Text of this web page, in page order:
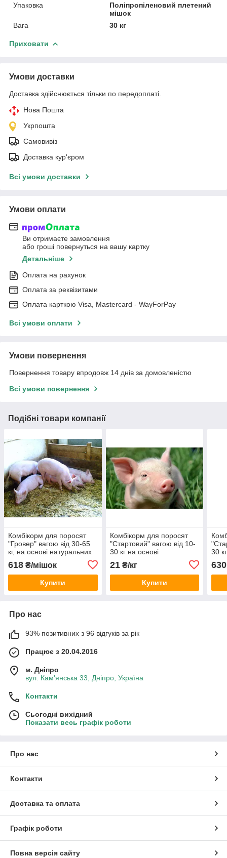
Упаковка
Поліпропіленовий плетений
мішок
Вага
30 кг
Приховати
Умови доставки
Доставка здійснюється тільки по передоплаті.
Нова Пошта
Укрпошта
Самовивіз
Доставка кур'єром
Всі умови доставки
Умови оплати
Ви отримаєте замовлення
або гроші повернуться на вашу картку
Детальніше
Оплата на рахунок
Оплата за реквізитами
Оплата карткою Visa, Mastercard - WayForPay
Всі умови оплати
Умови повернення
Повернення товару впродовж 14 днів за домовленістю
Всі умови повернення
Подібні товари компанії
Комбікорм для поросят
"Гровер" вагою від 30-65
кг, на основі натуральних
618 ₴/мішок
Купити
Комбікорм для поросят
"Стартовий" вагою від 10-
30 кг на основі
21₴/кг
Купити
30
630
Про нас
93% позитивних з 96 відгуків за рік
Працює з 20.04.2016
м. Дніпро
вул. Кам'янська 33, Дніпро, Україна
Контакти
Сьогодні вихідний
Показати весь графік роботи
Про нас
Контакти
Доставка та оплата
Графік роботи
Повна версія сайту